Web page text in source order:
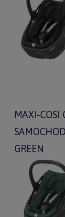
MAXI-COSI
GREEN